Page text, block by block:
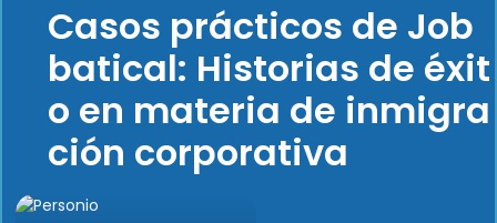
Casos prácticos de Job
batical: Historias de éxit
o en materia de inmigra
ción corporativa